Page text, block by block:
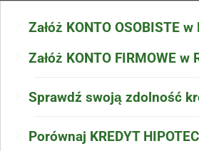
Załóż KONTO OSOBISTE
Załóż KONTO FIRMOWE w
Sprawdź swoją zdolność
Porównaj KREDYT